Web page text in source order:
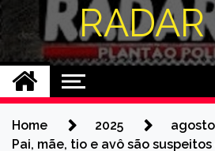
RADAR
Home 2025 agosto
Pai, mãe, tio e avô são